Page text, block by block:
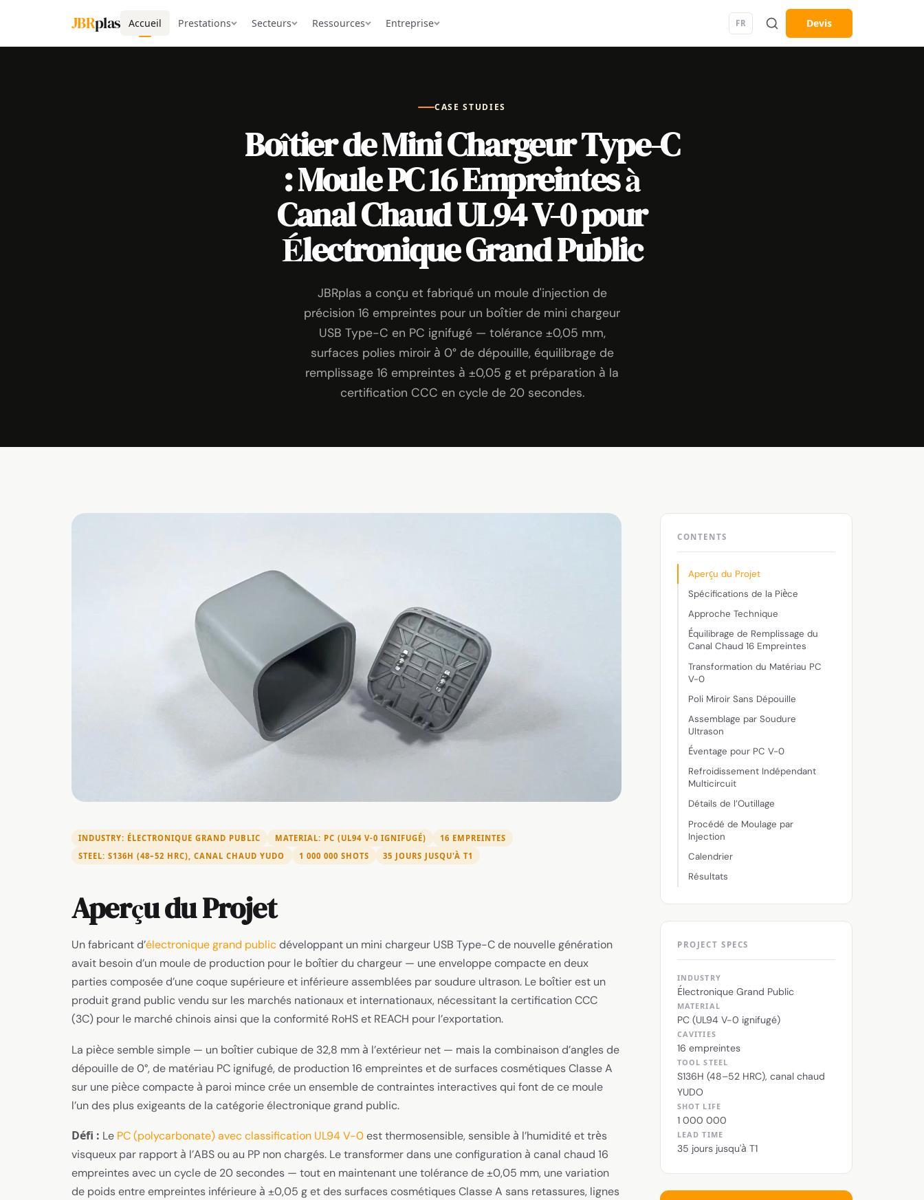
JBRplas Accueil Prestations Secteurs Ressources Entreprise FR Devis
CASE STUDIES
Boîtier de Mini Chargeur Type-C
: Moule PC 16 Empreintes à
Canal Chaud UL94 V-0 pour
Électronique Grand Public
JBRplas a conçu et fabriqué un moule d'injection de
précision 16 empreintes pour un boîtier de mini chargeur
USB Type-C en PC ignifugé — tolérance ±0,05 mm,
surfaces polies miroir à 0° de dépouille, équilibrage de
remplissage 16 empreintes à ±0,05 g et préparation à la
certification CCC en cycle de 20 secondes.
INDUSTRY: ÉLECTRONIQUE GRAND PUBLIC MATERIAL: PC (UL94 V-0 IGNIFUGÉ)
16 EMPREINTES
STEEL: S136H (48–52 HRC), CANAL CHAUD YUDO
1 000 000 SHOTS 35 JOURS JUSQU'À T1
Aperçu du Projet
Un fabricant d’électronique grand publicdéveloppant un mini chargeur USB Type-C de nouvelle génération
avait besoin d’un moule de production pour le boîtier du chargeur — une enveloppe compacte en deux
parties composée d’une coque supérieure et inférieure assemblées par soudure ultrason. Le boîtier est un
produit grand public vendu sur les marchés nationaux et internationaux, nécessitant la certification CCC
(3C) pour le marché chinois ainsi que la conformité RoHS et REACH pour l’exportation.
La pièce semble simple — un boîtier cubique de 32,8 mm à l’extérieur net — mais la combinaison d’angles de
dépouille de 0°, de matériau PC ignifugé, de production 16 empreintes et de surfaces cosmétiques Classe A
sur une pièce compacte à paroi mince crée un ensemble de contraintes interactives qui font de ce moule
l’un des plus exigeants de la catégorie électronique grand public.
Défi : Le PC (polycarbonate) avec classification UL94 V-0est thermosensible, sensible à l’humidité et très
visqueux par rapport à l’ABS ou au PP non chargés. Le transformer dans une configuration à canal chaud 16
empreintes avec un cycle de 20 secondes — tout en maintenant une tolérance de ±0,05 mm, une variation
de poids entre empreintes inférieure à ±0,05 g et des surfaces cosmétiques Classe A sans retassures, lignes
CONTENTS
Aperçu du Projet
Spécifications de la Pièce
Approche Technique
Équilibrage de Remplissage du
Canal Chaud 16 Empreintes
Transformation du Matériau PC
V-0
Poli Miroir Sans Dépouille
Assemblage par Soudure
Ultrason
Éventage pour PC V-0
Refroidissement Indépendant
Multicircuit
Détails de l’Outillage
Procédé de Moulage par
Injection
Calendrier
Résultats
PROJECT SPECS
INDUSTRY
Électronique Grand Public
MATERIAL
PC (UL94 V-0 ignifugé)
CAVITIES
16 empreintes
TOOL STEEL
S136H (48–52 HRC), canal chaud
YUDO
SHOT LIFE
1 000 000
LEAD TIME
35 jours jusqu'à T1